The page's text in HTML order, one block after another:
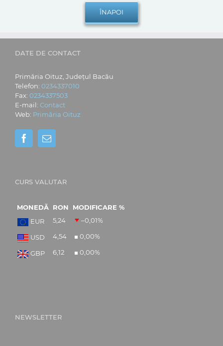
DATE DE CONTACT
Primăria Oituz, Județul Bacău
Telefon: 0234337010
Fax: 0234337503
E-mail: Contact
Web: Primăria Oituz
CURS VALUTAR
MONEDĂ RON
MODIFICARE %
EUR
5,24 –0,01%
USD 4,54 0,00%
GBP 6,12 0,00%
NEWSLETTER